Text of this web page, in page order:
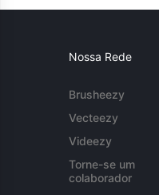
Nossa Rede
Brusheezy
Vecteezy
Videezy
Torne-se um
colaborador